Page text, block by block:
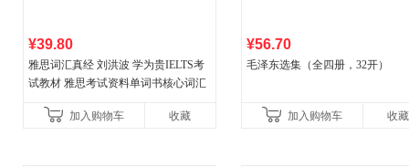
¥39.80
雅思词汇真经 刘洪波 学为贵IELTS考
试教材 雅思考试资料单词书核心词汇
加入购物车
收藏
¥56.70
毛泽东选集（全四册，32开）
加入购物车 收藏